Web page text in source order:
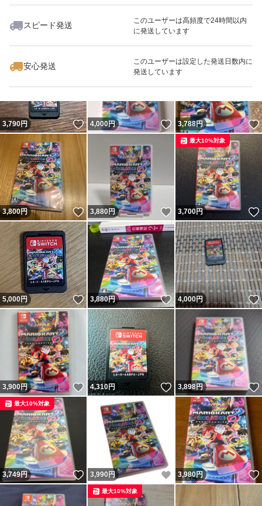
スピード発送
このユーザーは高頻度で24時間以内
に発送しています
安心発送
このユーザーは設定した発送日数内に
発送しています
いいね！
3,550
3,790円 いいね！
4,000円 いいね！
3,788円
3,800円 いいね！
3,880円 いいね！
3,700円
最大10%対象
5,000円 いいね！
3,880円 いいね！
4,000円
3,900円 いいね！
4,310円 いいね！
3,898円
3,749円 いいね！
最大10%対象
3,990 円 いいね！
3,980円
最大10%対象